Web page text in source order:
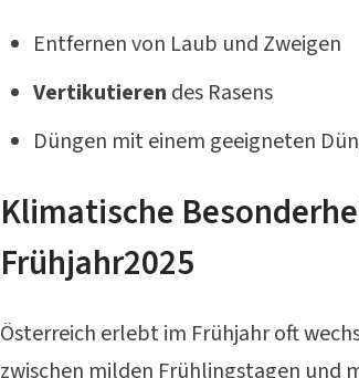
Entfernen von Laub und Zweigen
Vertikutieren des Rasens
Düngen mit einem geeigneten
Klimatische
Frühjahr2025
Österreich erlebt im Frühjahr oft
zwischen milden Frühlingstagen und